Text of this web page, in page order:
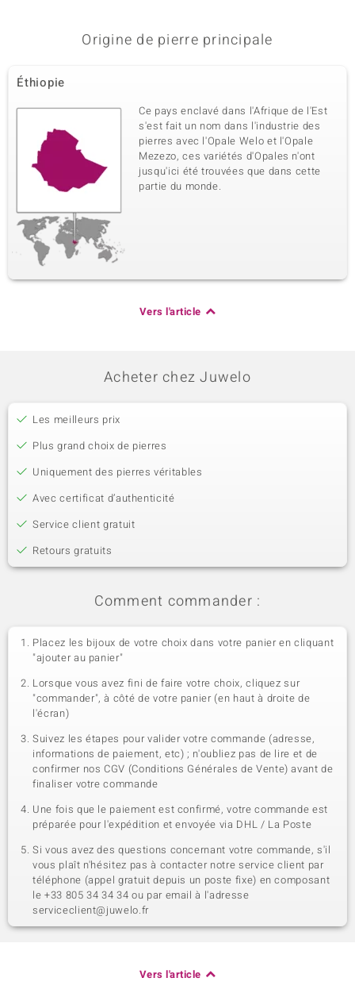
Origine de pierre principale
Éthiopie
Ce pays enclavé dans l'Afrique de l'Est
s'est fait un nom dans l'industrie des
pierres avec l'Opale Welo et l'Opale
Mezezo, ces variétés d'Opales n'ont
jusqu'ici été trouvées que dans cette
partie du monde.
Vers l'article
Acheter chez Juwelo
Les meilleurs prix
Plus grand choix de pierres
Uniquement des pierres véritables
Avec certificat d’authenticité
Service client gratuit
Retours gratuits
Comment commander :
Placez les bijoux de votre choix dans votre panier en cliquant
"ajouter au panier"
Lorsque vous avez fini de faire votre choix, cliquez sur
"commander", à côté de votre panier (en haut à droite de
l'écran)
Suivez les étapes pour valider votre commande (adresse,
informations de paiement, etc) ; n'oubliez pas de lire et de
confirmer nos CGV (Conditions Générales de Vente) avant de
finaliser votre commande
Une fois que le paiement est confirmé, votre commande est
préparée pour l'expédition et envoyée via DHL / La Poste
Si vous avez des questions concernant votre commande, s'il
vous plaît n'hésitez pas à contacter notre service client par
téléphone (appel gratuit depuis un poste fixe) en composant
le +33 805 34 34 34 ou par email à l'adresse
serviceclient@juwelo.fr
Vers l'article